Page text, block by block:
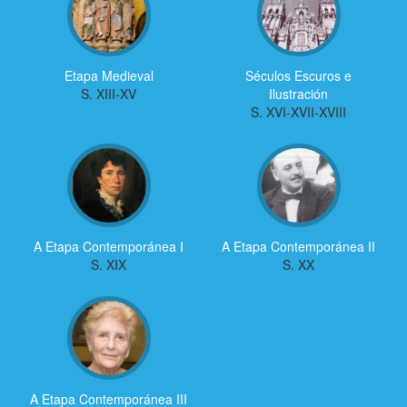
Etapa Medieval
S. XIII-XV
Séculos Escuros e
Ilustración
S. XVI-XVII-XVIII
A Etapa Contemporánea I
S. XIX
A Etapa Contemporánea II
S. XX
A Etapa Contemporánea III